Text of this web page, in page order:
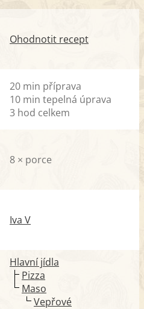
Ohodnotit recept
20 min příprava
10 min tepelná úprava
3 hod celkem
8 × porce
Iva V
Hlavní jídla
Pizza
Maso
Vepřové